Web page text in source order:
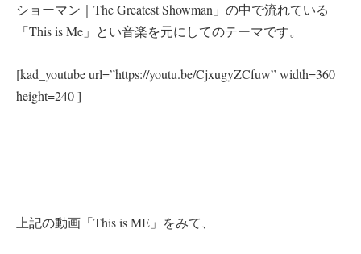
ショーマン｜The Greatest Showman」の中で流れている
「This is Me」とい音楽を元にしてのテーマです。
[kad_youtube url=”https://youtu.be/CjxugyZCfuw” width=360
height=240 ]
上記の動画「This is ME」をみて、